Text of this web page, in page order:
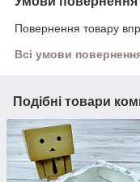
Повернення товару
Всі умови
Подібні товари